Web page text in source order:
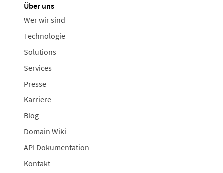
Über uns
Wer wir sind
Technologie
Solutions
Services
Presse
Karriere
Blog
Domain Wiki
API Dokumentation
Kontakt